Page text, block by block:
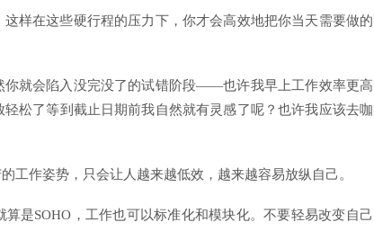
样在这些硬行程的压力下，你才会高效地把你当天需要做的
你就会陷入没完没了的试错阶段——也许我早上工作效率更高
松了等到截止日期前我自然就有灵感了呢？也许我应该去咖
工作姿势，只会让人越来越低效，越来越容易放纵自己。
算是SOHO，工作也可以标准化和模块化。不要轻易改变自己